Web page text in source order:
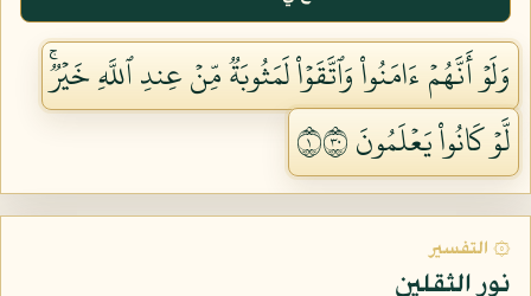
وَلَوۡ أَنَّهُمۡ ءَامَنُواْ وَٱتَّقَوۡاْ لَمَثُوبَةٞ مِّنۡ عِندِ ٱللَّهِ خَيۡرٞۚ
لَّوۡ كَانُواْ يَعۡلَمُونَ ١٠٣
۞ التفسير
نور الثقلين